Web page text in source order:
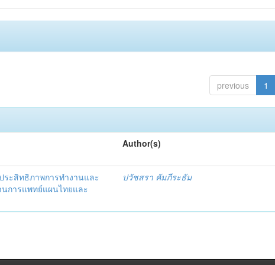
previous 1
Author(s)
ะสิทธิภาพการทำงานและ
การแพทย์แผนไทยและ
ปวัชสรา คัมภีระธัม